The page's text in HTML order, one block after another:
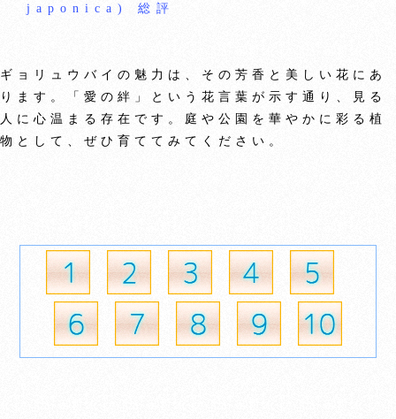
japonica) 総評
ギョリュウバイの魅力は、その芳香と美しい花にあ
ります。「愛の絆」という花言葉が示す通り、見る
人に心温まる存在です。庭や公園を華やかに彩る植
物として、ぜひ育ててみてください。